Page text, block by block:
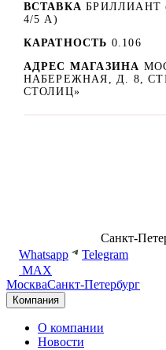
ВСТАВКА БРИЛЛИАНТ
4/5 А)
КАРАТНОСТЬ 0.106
АДРЕС МАГАЗИНА
НАБЕРЕЖНАЯ, Д. 8,
СТОЛИЦ»
Санкт-
Whatsapp
Telegram
MAX
МоскваСанкт-Петербург
Компания
О компании
Новости